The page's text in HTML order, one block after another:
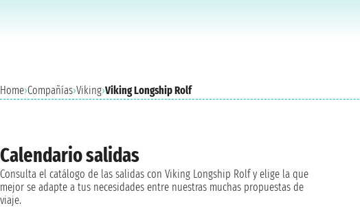
Home›Compañías›Viking›Viking Longship Rolf
Calendario salidas
Consulta el catálogo de las salidas con Viking Longship Rolf y elige la que
mejor se adapte a tus necesidades entre nuestras muchas propuestas de
viaje.